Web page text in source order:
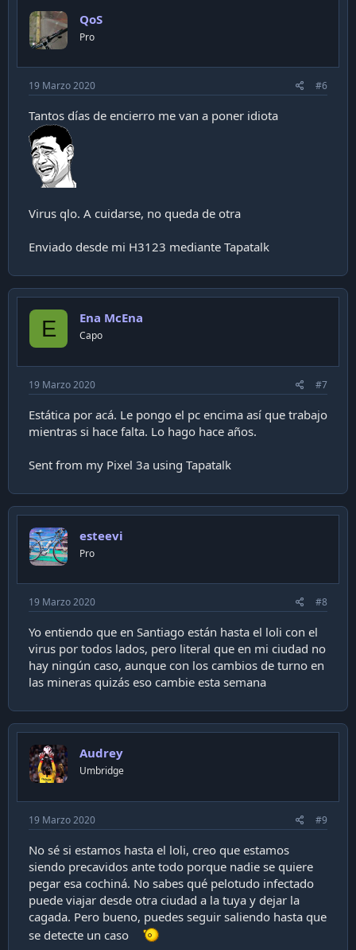
QoS
Pro
19 Marzo 2020 #6
Tantos días de encierro me van a poner idiota
Virus qlo. A cuidarse, no queda de otra
Enviado desde mi H3123 mediante Tapatalk
E Ena McEna
Capo
19 Marzo 2020 #7
Estática por acá. Le pongo el pc encima así que trabajo
mientras si hace falta. Lo hago hace años.
Sent from my Pixel 3a using Tapatalk
esteevi
Pro
19 Marzo 2020 #8
Yo entiendo que en Santiago están hasta el loli con el
virus por todos lados, pero literal que en mi ciudad no
hay ningún caso, aunque con los cambios de turno en
las mineras quizás eso cambie esta semana
Audrey
Umbridge
19 Marzo 2020 #9
No sé si estamos hasta el loli, creo que estamos
siendo precavidos ante todo porque nadie se quiere
pegar esa cochiná. No sabes qué pelotudo infectado
puede viajar desde otra ciudad a la tuya y dejar la
cagada. Pero bueno, puedes seguir saliendo hasta que
se detecte un caso